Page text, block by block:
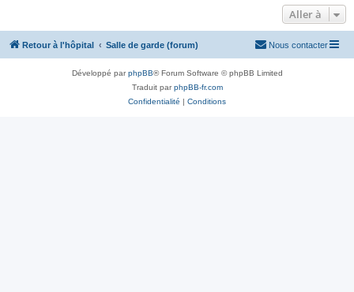
e
Aller à
Retour à l'hôpital Salle de garde (forum) Nous contacter
Développé parphpBB® Forum Software © phpBB Limited
Traduit parphpBB-fr.com
Confidentialité | Conditions